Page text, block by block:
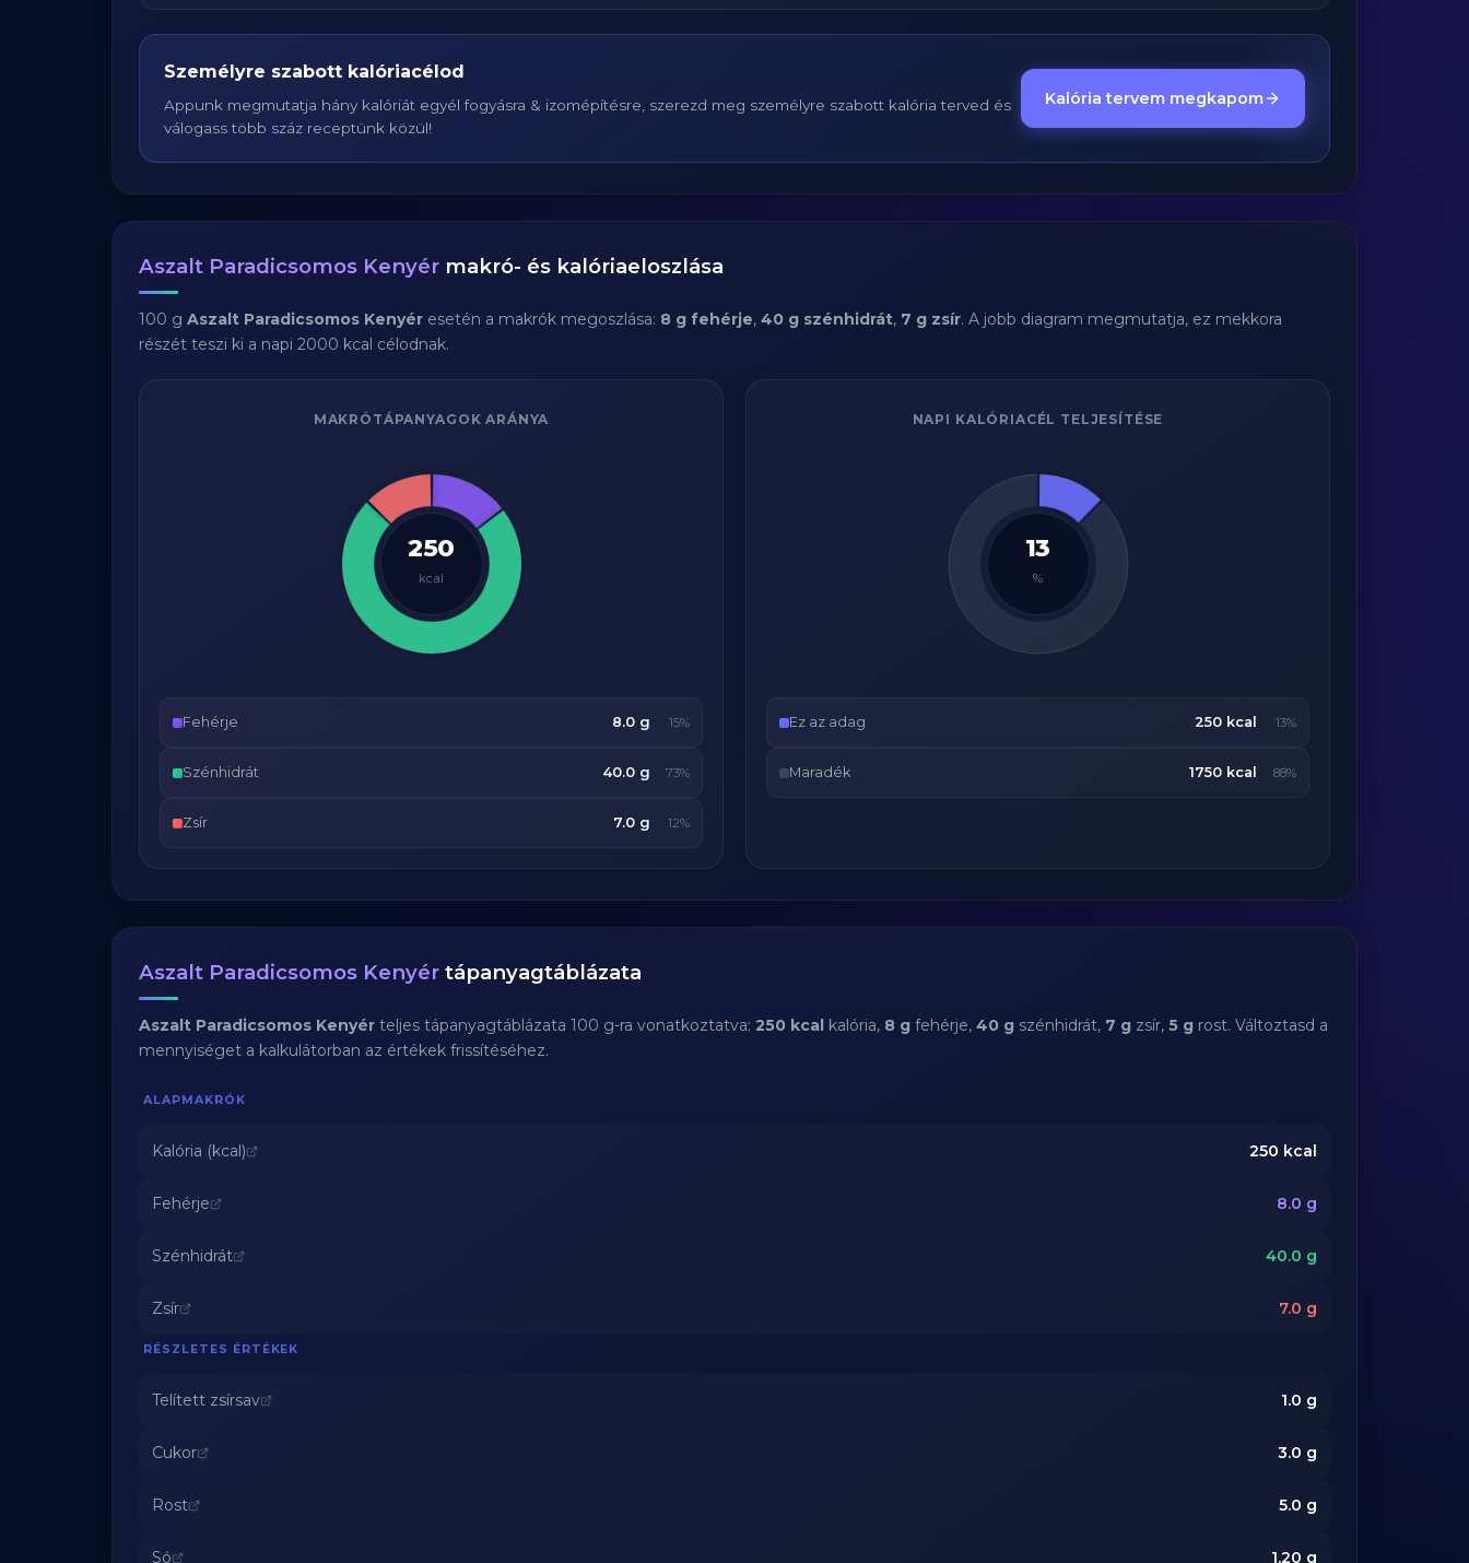
Személyre szabott kalóriacélod
Appunk megmutatja hány kalóriát egyél fogyásra & izomépítésre, szerezd meg személyre szabott kalória terved és
válogass több száz receptünk közül!
Kalória tervem megkapom
Aszalt Paradicsomos Kenyér makró- és kalóriaeloszlása
100 g Aszalt Paradicsomos Kenyér esetén a makrók megoszlása: 8 g fehérje, 40 g szénhidrát, 7 g zsír. A jobb diagram megmutatja, ez mekkora
részét teszi ki a napi 2000 kcal célodnak.
MAKRÓTÁPANYAGOK ARÁNYA
250
kcal
Fehérje 8.0 g 15%
Szénhidrát 40.0 g 73%
Zsír 7.0 g 12%
NAPI KALÓRIACÉL TELJESÍTÉSE
13
%
Ez az adag 250 kcal 13%
Maradék 1750 kcal 88%
Aszalt Paradicsomos Kenyér tápanyagtáblázata
Aszalt Paradicsomos Kenyér teljes tápanyagtáblázata 100 g-ra vonatkoztatva: 250 kcal kalória, 8 g fehérje, 40 g szénhidrát, 7 g zsír, 5 g rost. Változtasd a
mennyiséget a kalkulátorban az értékek frissítéséhez.
ALAPMAKRÓK
Kalória (kcal) 250 kcal
Fehérje 8.0 g
Szénhidrát 40.0 g
Zsír 7.0 g
RÉSZLETES ÉRTÉKEK
Telített zsírsav 1.0 g
Cukor 3.0 g
Rost 5.0 g
Só 1.20 g